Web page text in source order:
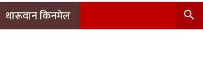
थारूवान किनमेल